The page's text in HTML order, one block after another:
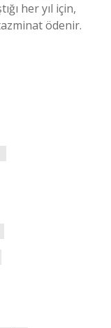
her yıl için,
ödenir.